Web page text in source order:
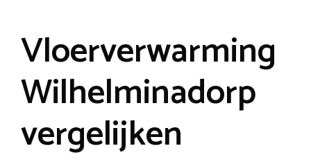
Vloerverwarming
Wilhelminadorp
vergelijken